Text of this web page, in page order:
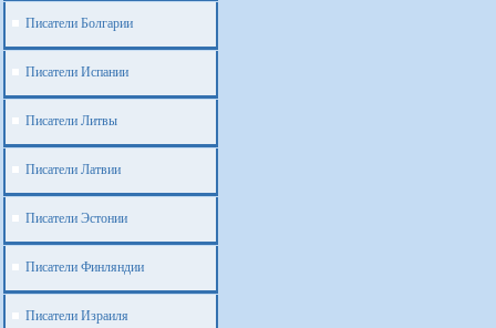
Писатели Болгарии
Писатели Испании
Писатели Литвы
Писатели Латвии
Писатели Эстонии
Писатели Финляндии
Писатели Израиля